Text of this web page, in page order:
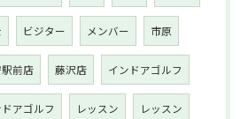
ビジター メンバー 市原
前店 藤沢店 インドアゴルフ
アゴルフ レッスン レッスン